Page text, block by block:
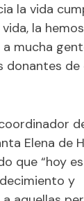
la vida
la
mucha
donantes de
Elena de
que “hoy
y